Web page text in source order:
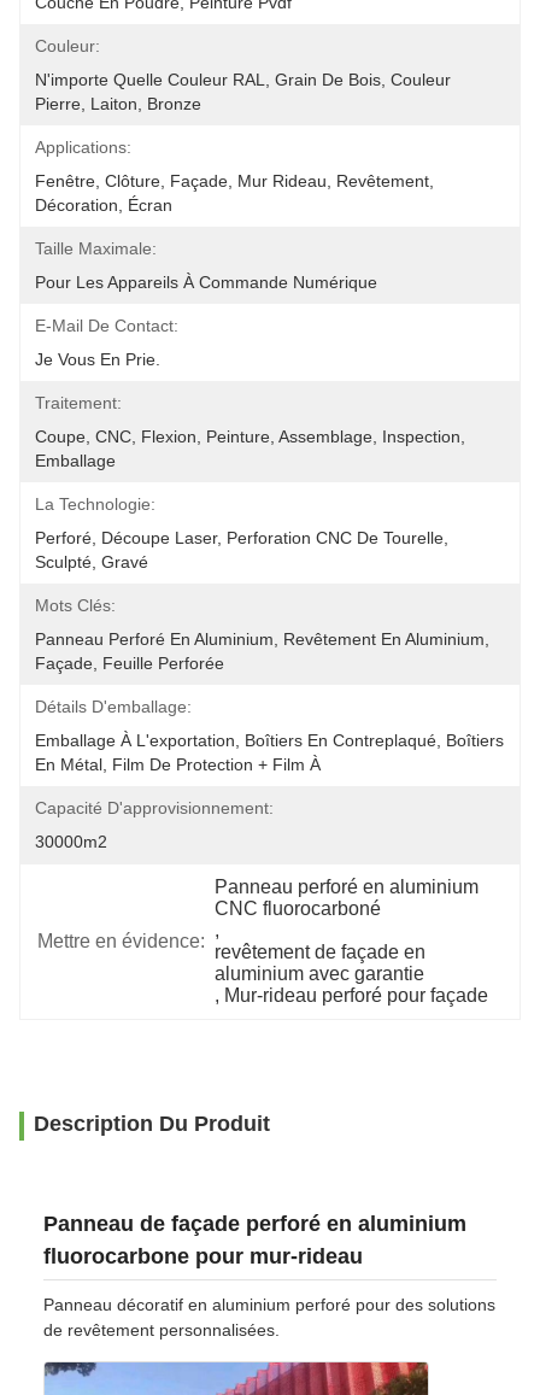
Couleur:
N'importe Quelle Couleur RAL, Grain De Bois, Couleur
Pierre, Laiton, Bronze
Applications:
Fenêtre, Clôture, Façade, Mur Rideau, Revêtement,
Décoration, Écran
Taille Maximale:
Pour Les Appareils À Commande Numérique
E-Mail De Contact:
Je Vous En Prie.
Traitement:
Coupe, CNC, Flexion, Peinture, Assemblage, Inspection,
Emballage
La Technologie:
Perforé, Découpe Laser, Perforation CNC De Tourelle,
Sculpté, Gravé
Mots Clés:
Panneau Perforé En Aluminium, Revêtement En Aluminium,
Façade, Feuille Perforée
Détails D'emballage:
Emballage À L'exportation, Boîtiers En Contreplaqué, Boîtiers
En Métal, Film De Protection + Film À
Capacité D'approvisionnement:
30000m2
Mettre en évidence:
Panneau perforé en aluminium
CNC fluorocarboné
,
revêtement de façade en
aluminium avec garantie
, Mur-rideau perforé pour façade
Description Du Produit
Panneau de façade perforé en aluminium
fluorocarbone pour mur-rideau
Panneau décoratif en aluminium perforé pour des solutions
de revêtement personnalisées.